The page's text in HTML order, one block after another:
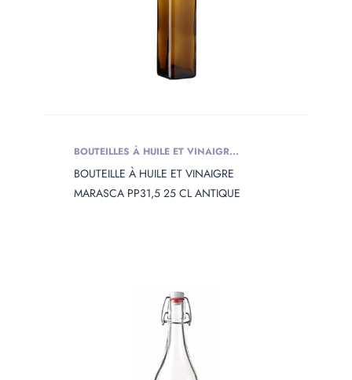
BOUTEILLES À HUILE ET VINAIGR...
BOUTEILLE À HUILE ET VINAIGRE
MARASCA PP31,5 25 CL ANTIQUE